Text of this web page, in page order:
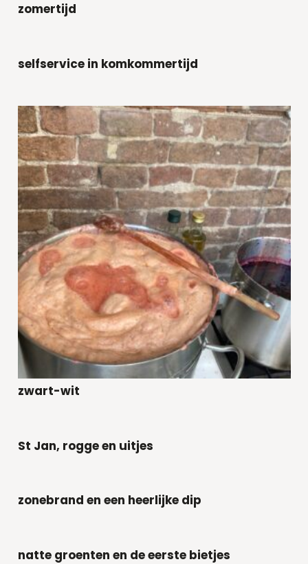
zomertijd
selfservice in komkommertijd
zwart-wit
St Jan, rogge en uitjes
zonebrand en een heerlijke dip
natte groenten en de eerste bietjes